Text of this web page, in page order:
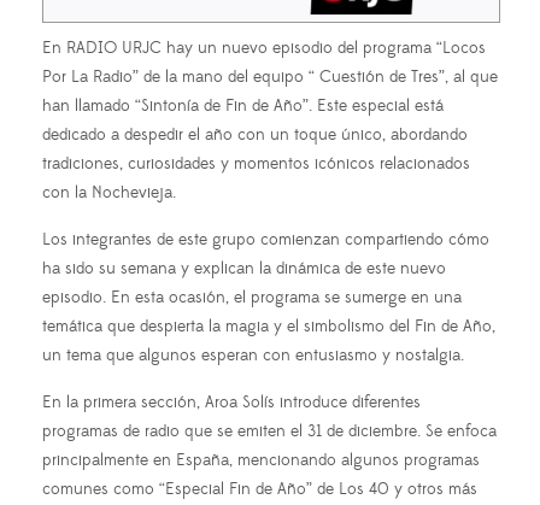
En RADIO URJC hay un nuevo episodio del programa “Locos
Por La Radio” de la mano del equipo “ Cuestión de Tres”, al que
han llamado “Sintonía de Fin de Año”. Este especial está
dedicado a despedir el año con un toque único, abordando
tradiciones, curiosidades y momentos icónicos relacionados
con la Nochevieja.
Los integrantes de este grupo comienzan compartiendo cómo
ha sido su semana y explican la dinámica de este nuevo
episodio. En esta ocasión, el programa se sumerge en una
temática que despierta la magia y el simbolismo del Fin de Año,
un tema que algunos esperan con entusiasmo y nostalgia.
En la primera sección, Aroa Solís introduce diferentes
programas de radio que se emiten el 31 de diciembre. Se enfoca
principalmente en España, mencionando algunos programas
comunes como “Especial Fin de Año” de Los 40 y otros más